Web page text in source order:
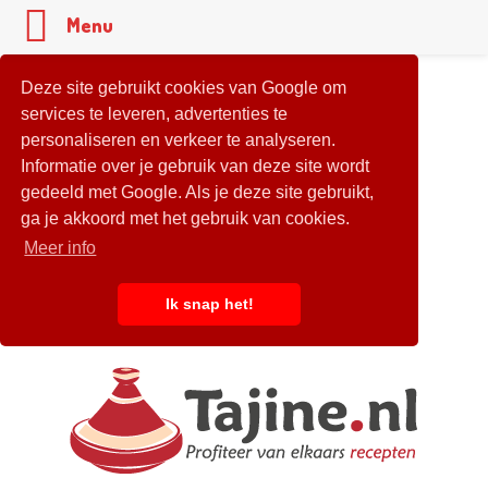
Deze site gebruikt cookies van Google om
services te leveren, advertenties te
personaliseren en verkeer te analyseren.
Informatie over je gebruik van deze site wordt
gedeeld met Google. Als je deze site gebruikt,
ga je akkoord met het gebruik van cookies.
Meer info
Ik snap het!
Menu